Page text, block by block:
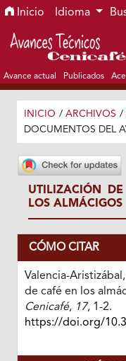
Ir al menú de
Ir al contenido principal
Ir al pie de página del
Inicio Idioma
Avance actual Publicados
INICIO / ARCHIVOS /
DOCUMENTOS DEL
UTILIZACIÓN
LOS ALMÁCIGOS
CÓMO CITAR
Valencia-
de café en los
Cenicafé, 17, 1-2.
https://doi.org/